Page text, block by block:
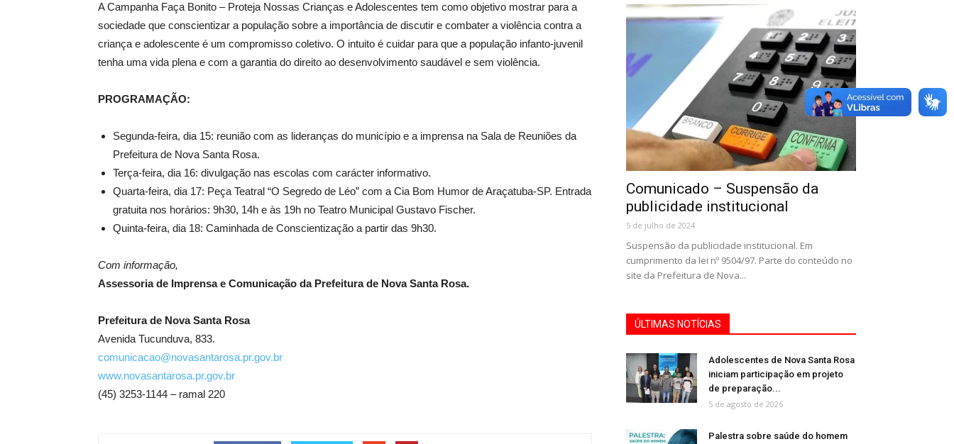
A Campanha Faça Bonito – Proteja Nossas Crianças e Adolescentes tem como objetivo mostrar para a
sociedade que conscientizar a população sobre a importância de discutir e combater a violência contra a
criança e adolescente é um compromisso coletivo. O intuito é cuidar para que a população infanto-juvenil
tenha uma vida plena e com a garantia do direito ao desenvolvimento saudável e sem violência.
PROGRAMAÇÃO:
Segunda-feira, dia 15: reunião com as lideranças do município e a imprensa na Sala de Reuniões da
Prefeitura de Nova Santa Rosa.
Terça-feira, dia 16: divulgação nas escolas com carácter informativo.
Quarta-feira, dia 17: Peça Teatral “O Segredo de Léo” com a Cia Bom Humor de Araçatuba-SP. Entrada
gratuita nos horários: 9h30, 14h e às 19h no Teatro Municipal Gustavo Fischer.
Quinta-feira, dia 18: Caminhada de Conscientização a partir das 9h30.
Com informação,
Assessoria de Imprensa e Comunicação da Prefeitura de Nova Santa Rosa.
Prefeitura de Nova Santa Rosa
Avenida Tucunduva, 833.
comunicacao@novasantarosa.pr.gov.br
www.novasantarosa.pr.gov.br
(45) 3253-1144 – ramal 220
Comunicado – Suspensão da
publicidade institucional
5 de julho de 2024
Suspensão da publicidade institucional. Em
cumprimento da lei nº 9504/97. Parte do conteúdo no
site da Prefeitura de Nova...
ÚLTIMAS NOTÍCIAS
Adolescentes de Nova Santa Rosa
iniciam participação em projeto
de preparação...
5 de agosto de 2026
Palestra sobre saúde do homem